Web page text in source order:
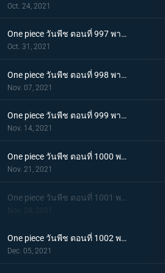
Oct. 24, 2021
One piece วันพีช ตอนที่ 997 พากย์ไทย การต่อสู้ใต้แสงจันทร์ นักรบคลั่ง ซูลอง
Oct. 31, 2021
One piece วันพีช ตอนที่ 998 พากย์ไทย ซุสเป็นปฏิปักษ์! นามิเข้าตาจน!
Nov. 07, 2021
One piece วันพีช ตอนที่ 999 พากย์ไทย เราจะปกป้องเจ้า การพบกันระหว่างยามาโตะกับโมโมโนะสุเกะ
Nov. 14, 2021
One piece วันพีช ตอนที่ 1000 พากย์ไทย กำลังรบเหนือระดับ! กลุ่มหมวกฟางรวมพล
Nov. 21, 2021
Nov. 28, 2021
One piece วันพีช ตอนที่ 1002 พากย์ไทย โชคชะตาครั้งใหม่ นามิ กับ อุลติ
Dec. 05, 2021